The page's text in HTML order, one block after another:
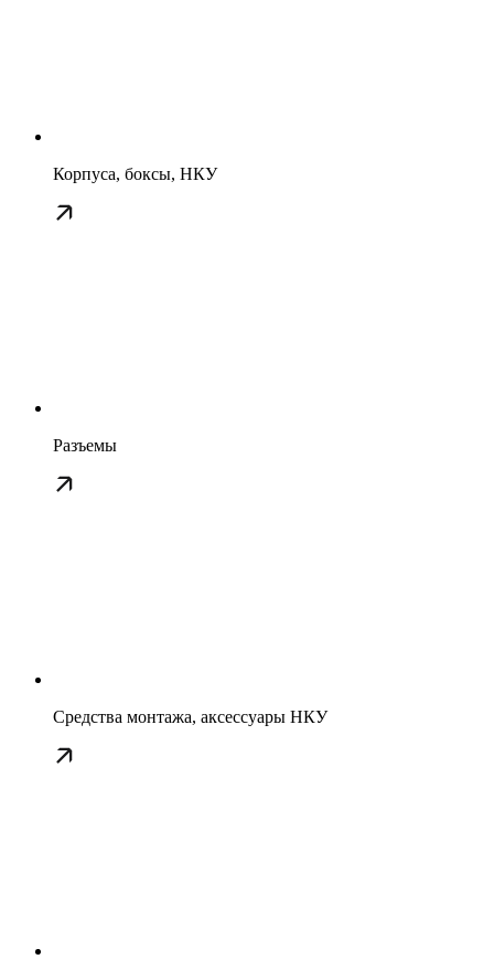
Корпуса, боксы, НКУ
Разъемы
Средства монтажа, аксессуары НКУ